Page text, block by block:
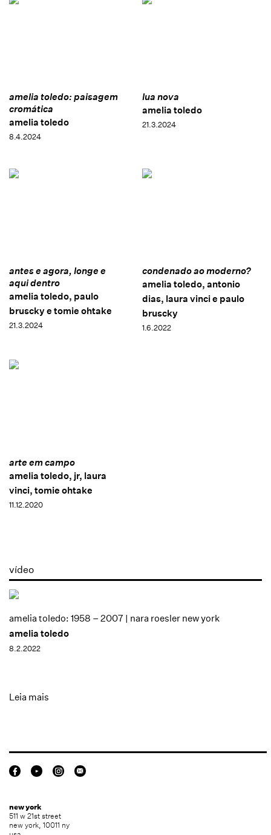
amelia toledo: paisagem
cromática
amelia toledo
8.4.2024
lua nova
amelia toledo
21.3.2024
antes e agora, longe e
aqui dentro
amelia toledo, paulo
bruscky e tomie ohtake
21.3.2024
condenado ao moderno?
amelia toledo, antonio
dias, laura vinci e paulo
bruscky
1.6.2022
arte em campo
amelia toledo, jr, laura
vinci, tomie ohtake
11.12.2020
vídeo
amelia toledo: 1958 – 2007 | nara roesler new york
amelia toledo
8.2.2022
Leia mais
new york
511 w 21st street
new york, 10011 ny